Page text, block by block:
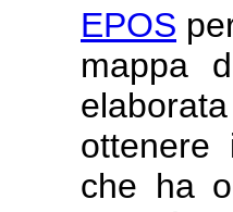
EPOS
mappa
ottenere
che ha